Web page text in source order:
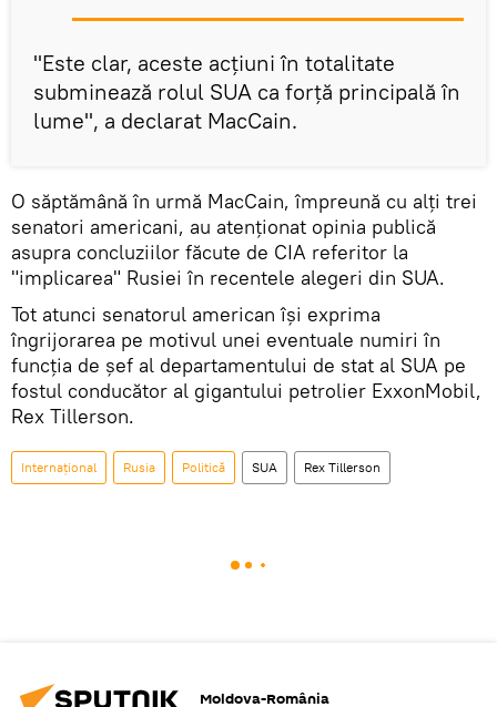
"Este clar, aceste acțiuni în totalitate
subminează rolul SUA ca forță principală în
lume", a declarat MacCain.
O săptămână în urmă MacCain, împreună cu alți trei
senatori americani, au atenționat opinia publică
asupra concluziilor făcute de CIA referitor la
"implicarea" Rusiei în recentele alegeri din SUA.
Tot atunci senatorul american își exprima
îngrijorarea pe motivul unei eventuale numiri în
funcția de șef al departamentului de stat al SUA pe
fostul conducător al gigantului petrolier ExxonMobil,
Rex Tillerson.
Internaţional Rusia Politică SUA Rex Tillerson
Moldova-România